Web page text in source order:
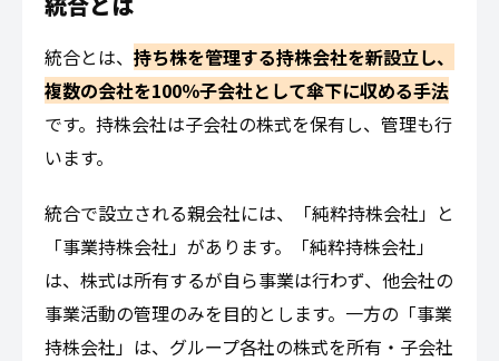
統合とは、 持ち株を管理する持株会社を新設立し、
複数の会社を100％子会社として傘下に収める手法
です。持株会社は子会社の株式を保有し、管理も行
います。
統合で設立される親会社には、「純粋持株会社」と
「事業持株会社」があります。「純粋持株会社」
は、株式は所有するが自ら事業は行わず、他会社の
事業活動の管理のみを目的とします。一方の「事業
持株会社」は、グループ各社の株式を所有・子会社